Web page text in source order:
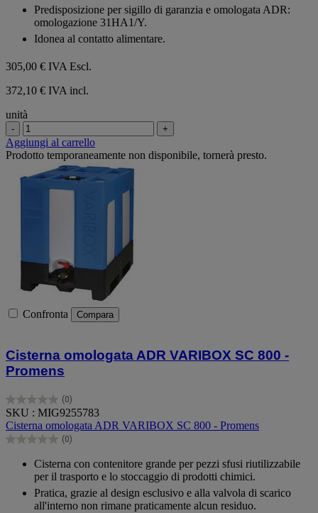
Predisposizione per sigillo di garanzia e omologata ADR:
omologazione 31HA1/Y.
Idonea al contatto alimentare.
305,00 € IVA Escl.
372,10 € IVA incl.
unità
- +
Aggiungi al carrello
Prodotto temporaneamente non disponibile, tornerà presto.
Confronta Compara
Cisterna omologata ADR VARIBOX SC 800 -
Promens
(0)
0.0
su
5
stelle.
SKU : MIG9255783
Cisterna omologata ADR VARIBOX SC 800 - Promens
(0)
0.0
Cisterna con contenitore grande per pezzi sfusi riutilizzabile
per il trasporto e lo stoccaggio di prodotti chimici.
Pratica, grazie al design esclusivo e alla valvola di scarico
all'interno non rimane praticamente alcun residuo.